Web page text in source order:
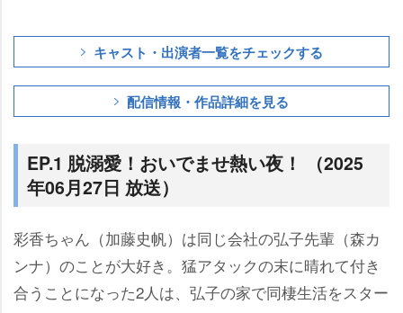
キャスト・出演者一覧をチェックする
配信情報・作品詳細を見る
EP.1 脱溺愛！おいでませ熱い夜！ （2025
年06月27日 放送）
彩香ちゃん（加藤史帆）は同じ会社の弘子先輩（森カ
ンナ）のことが大好き。猛アタックの末に晴れて付き
合うことになった2人は、弘子の家で同棲生活をスター